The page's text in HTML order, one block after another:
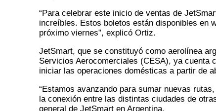
“Para celebrar este inicio de ventas de
increíbles. Estos boletos están disponibles en
próximo viernes”, explicó Ortiz.
JetSmart, que se constituyó como aerolínea
Servicios Aerocomerciales (CESA), ya cuenta
iniciar las operaciones domésticas a partir de
“Estamos avanzando para sumar nuevas
la conexión entre las distintas ciudades de
general de JetSmart en Argentina.